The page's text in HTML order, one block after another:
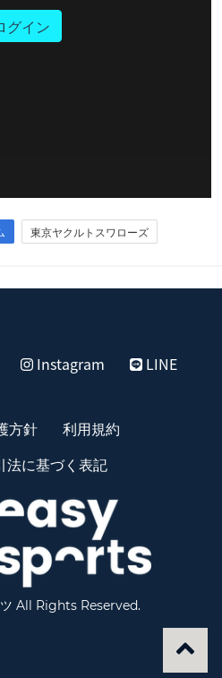
グイン
東京ヤクルトスワローズ
Instagram LINE
方針
利用規約
法に基づく表記
All Rights Reserved.